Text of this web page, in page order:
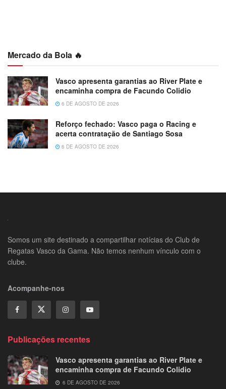
Mercado da Bola 🔥
Vasco apresenta garantias ao River Plate e
encaminha compra de Facundo Colidio
6 DE AGOSTO DE 2026
Reforço fechado: Vasco paga o Racing e
acerta contratação de Santiago Sosa
6 DE AGOSTO DE 2026
Somos um site destinado a compartilhar notícias do Club de
Regatas Vasco da Gama. Não temos nenhum vínculo com o
clube.
Acompanhe-nos
Publicações recentes
Vasco apresenta garantias ao River Plate e
encaminha compra de Facundo Colidio
6 DE AGOSTO DE 2026